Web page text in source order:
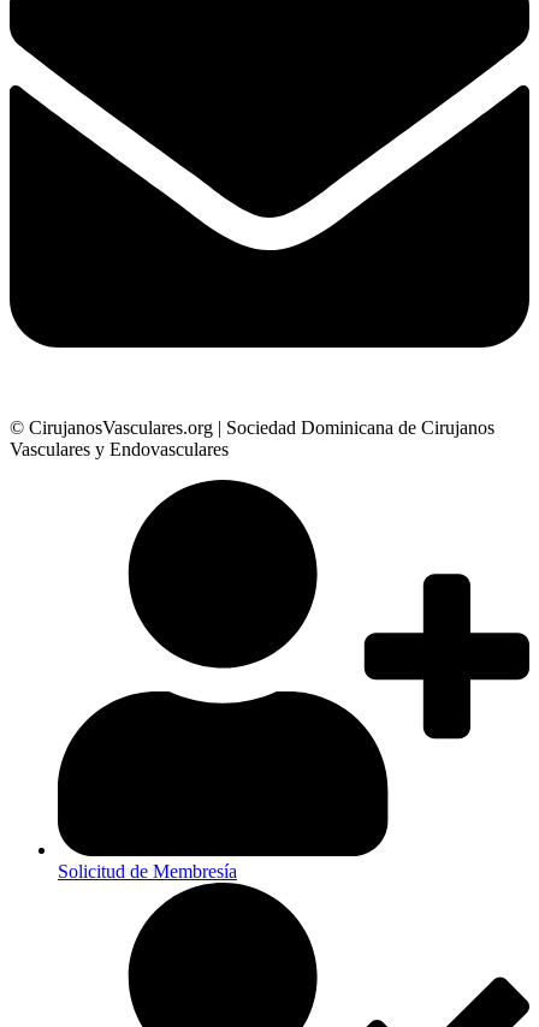
© CirujanosVasculares.org | Sociedad Dominicana de Cirujanos
Vasculares y Endovasculares
Solicitud de Membresía